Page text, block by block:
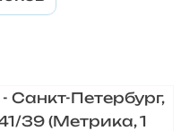
Петербург,
39 (Метрика, 1